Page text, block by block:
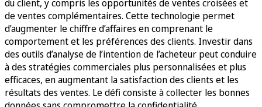
du client, y compris les opportunités de ventes croisées et
de ventes complémentaires. Cette technologie permet
d’augmenter le chiffre d’affaires en comprenant le
comportement et les préférences des clients. Investir dans
des outils d’analyse de l’intention de l’acheteur peut conduire
à des stratégies commerciales plus personnalisées et plus
efficaces, en augmentant la satisfaction des clients et les
résultats des ventes. Le défi consiste à collecter les bonnes